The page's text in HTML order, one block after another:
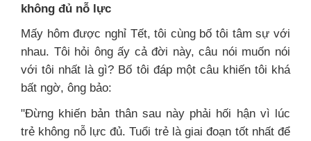
không đủ nỗ lực
Mấy hôm được nghỉ Tết, tôi cùng bố tôi tâm sự với
nhau. Tôi hỏi ông ấy cả đời này, câu nói muốn nói
với tôi nhất là gì? Bố tôi đáp một câu khiến tôi khá
bất ngờ, ông bảo:
"Đừng khiến bản thân sau này phải hối hận vì lúc
trẻ không nỗ lực đủ. Tuổi trẻ là giai đoạn tốt nhất để